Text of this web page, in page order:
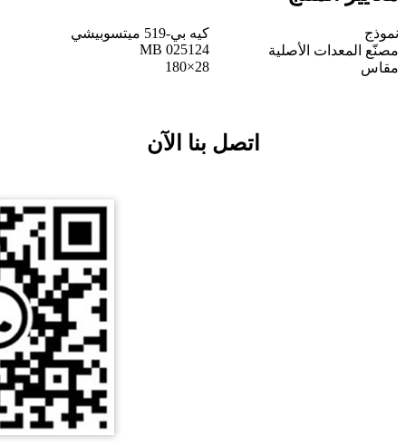
نموذج
كيه بي-519 ميتسوبيشي
مصنّع المعدات الأصلية
MB 025124
مقاس
28×180
اتصل بنا الآن